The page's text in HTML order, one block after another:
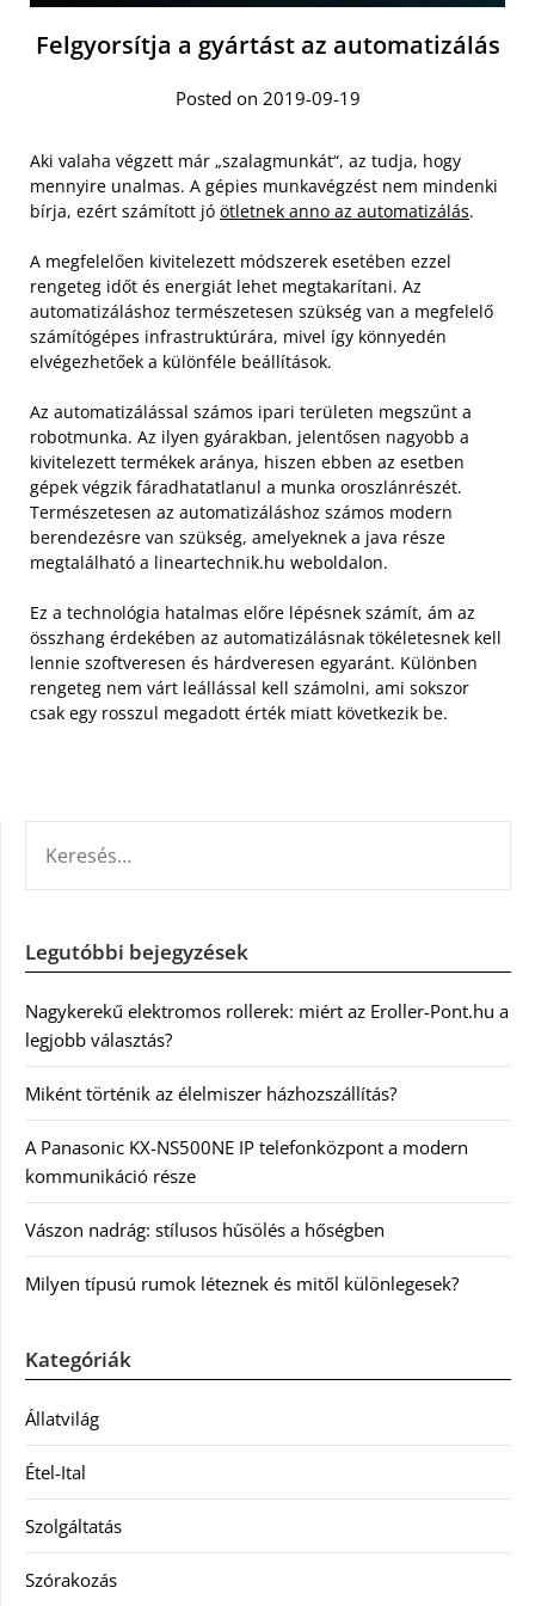
Felgyorsítja a gyártást az automatizálás
Posted on 2019-09-19
Aki valaha végzett már „szalagmunkát“, az tudja, hogy
mennyire unalmas. A gépies munkavégzést nem mindenki
bírja, ezért számított jó ötletnek anno az automatizálás.
A megfelelően kivitelezett módszerek esetében ezzel
rengeteg időt és energiát lehet megtakarítani. Az
automatizáláshoz természetesen szükség van a megfelelő
számítógépes infrastruktúrára, mivel így könnyedén
elvégezhetőek a különféle beállítások.
Az automatizálással számos ipari területen megszűnt a
robotmunka. Az ilyen gyárakban, jelentősen nagyobb a
kivitelezett termékek aránya, hiszen ebben az esetben
gépek végzik fáradhatatlanul a munka oroszlánrészét.
Természetesen az automatizáláshoz számos modern
berendezésre van szükség, amelyeknek a java része
megtalálható a lineartechnik.hu weboldalon.
Ez a technológia hatalmas előre lépésnek számít, ám az
összhang érdekében az automatizálásnak tökéletesnek kell
lennie szoftveresen és hárdveresen egyaránt. Különben
rengeteg nem várt leállással kell számolni, ami sokszor
csak egy rosszul megadott érték miatt következik be.
Legutóbbi bejegyzések
Nagykerekű elektromos rollerek: miért az Eroller-Pont.hu a
legjobb választás?
Miként történik az élelmiszer házhozszállítás?
A Panasonic KX-NS500NE IP telefonközpont a modern
kommunikáció része
Vászon nadrág: stílusos hűsölés a hőségben
Milyen típusú rumok léteznek és mitől különlegesek?
Kategóriák
Állatvilág
Étel-Ital
Szolgáltatás
Szórakozás